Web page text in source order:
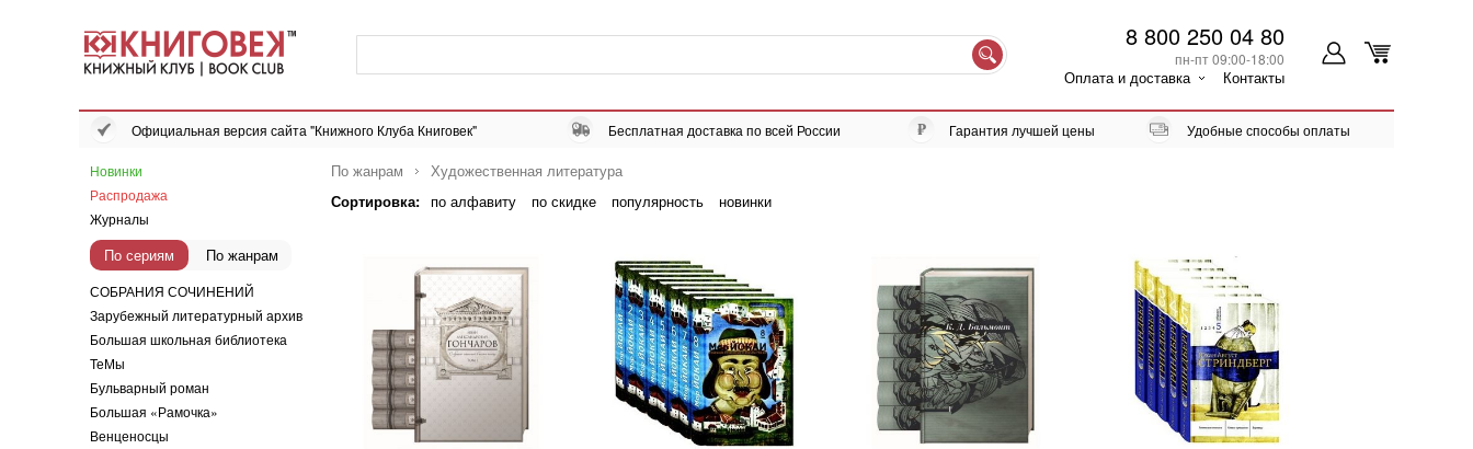
8 800 250 04 80
пн-пт 09:00-18:00
Оплата и доставка Контакты
Официальная версия сайта "Книжного Клуба Книговек" Бесплатная доставка по всей России Гарантия лучшей цены Удобные способы оплаты
Новинки
Распродажа
Журналы
По сериям По жанрам
СОБРАНИЯ СОЧИНЕНИЙ
Зарубежный литературный архив
Большая школьная библиотека
ТеМы
Бульварный роман
Большая «Рамочка»
Венценосцы
По жанрам
Художественная литература
Сортировка: по алфавиту по скидке популярность новинки